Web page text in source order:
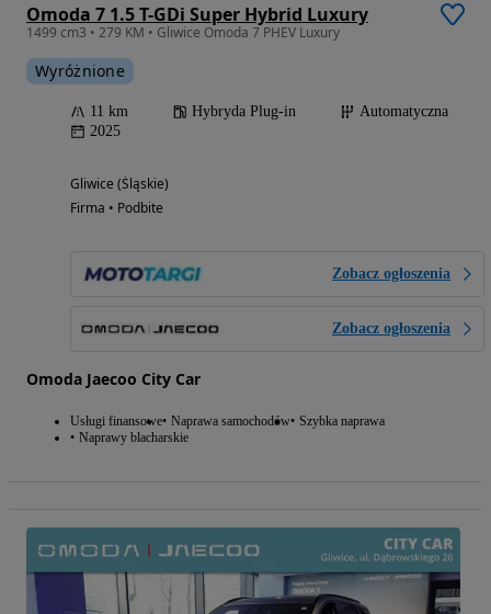
Omoda 7 1.5 T-GDi Super Hybrid Luxury
1499 cm3 • 279 KM • Gliwice Omoda 7 PHEV Luxury
Wyróżnione
11 km Hybryda Plug-in
Automatyczna
2025
Gliwice (Śląskie)
Firma • Podbite
Zobacz ogłoszenia
Zobacz ogłoszenia
Omoda Jaecoo City Car
Usługi finansowe Naprawa samochodów Szybka naprawa
Naprawy blacharskie